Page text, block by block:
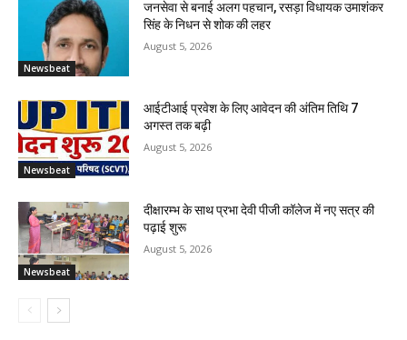
Newsbeat
जनसेवा से बनाई अलग पहचान, रसड़ा विधायक उमाशंकर
सिंह के निधन से शोक की लहर
August 5, 2026
Newsbeat
आईटीआई प्रवेश के लिए आवेदन की अंतिम तिथि 7
अगस्त तक बढ़ी
August 5, 2026
Newsbeat
दीक्षारम्भ के साथ प्रभा देवी पीजी कॉलेज में नए सत्र की
पढ़ाई शुरू
August 5, 2026